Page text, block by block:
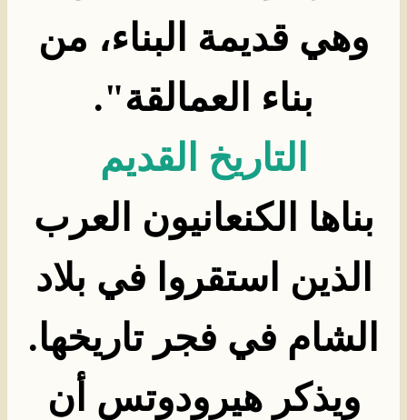
وهي قديمة البناء، من
بناء العمالقة".
التاريخ القديم
بناها الكنعانيون العرب
الذين استقروا في بلاد
الشام في فجر تاريخها.
ويذكر هيرودوتس أن